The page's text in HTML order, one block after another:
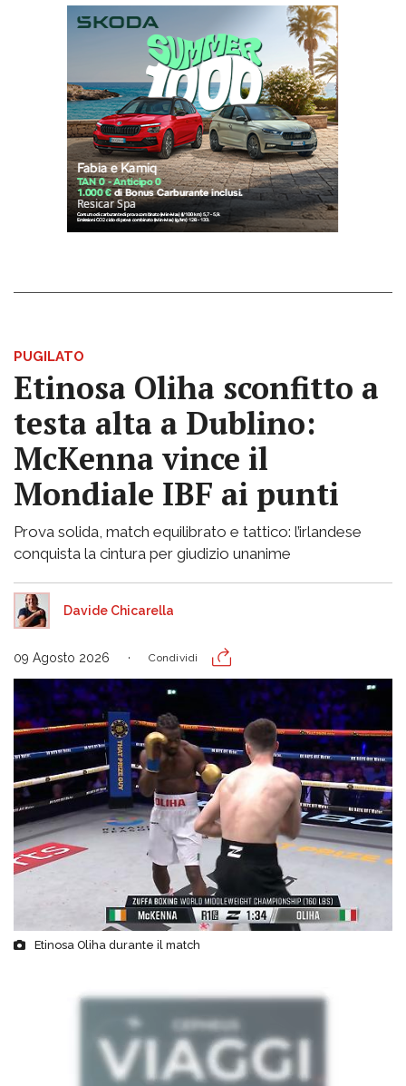
PUGILATO
Etinosa Oliha sconfitto a
testa alta a Dublino:
McKenna vince il
Mondiale IBF ai punti
Prova solida, match equilibrato e tattico: l’irlandese
conquista la cintura per giudizio unanime
Davide Chicarella
09 Agosto 2026 Condividi
Etinosa Oliha durante il match